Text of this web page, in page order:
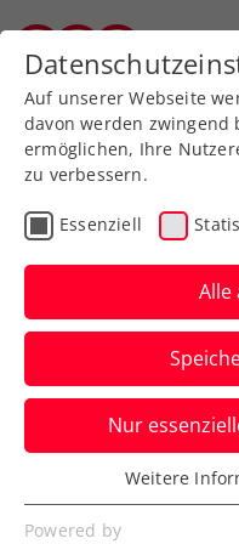
Zurück zur
Turniere
ITF Veigy-
Einzeltitel
Das ÖTV-Ass
Auf unserer Webseite
davon werden zwingend
ermöglichen, Ihre
zu verbessern.
Essenziell
Alle
Nur
Essenziell
Essenzielle Cookies
Weitere
Powered by